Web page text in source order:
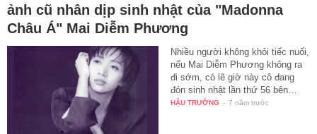
ảnh cũ nhân dịp sinh nhật của "Madonna
Châu Á" Mai Diễm Phương
Nhiều người không khỏi tiếc nuối,
nếu Mai Diễm Phương không ra
đi sớm, có lẽ giờ này cô đang
đón sinh nhật lần thứ 56 bên…
HẬU TRƯỜNG - 7 năm trước